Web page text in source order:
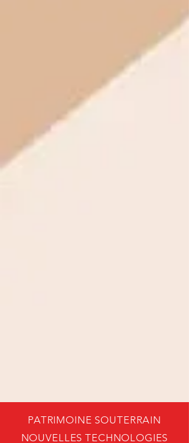
PATRIMOINE SOUTERRAIN
NOUVELLES TECHNOLOGIES